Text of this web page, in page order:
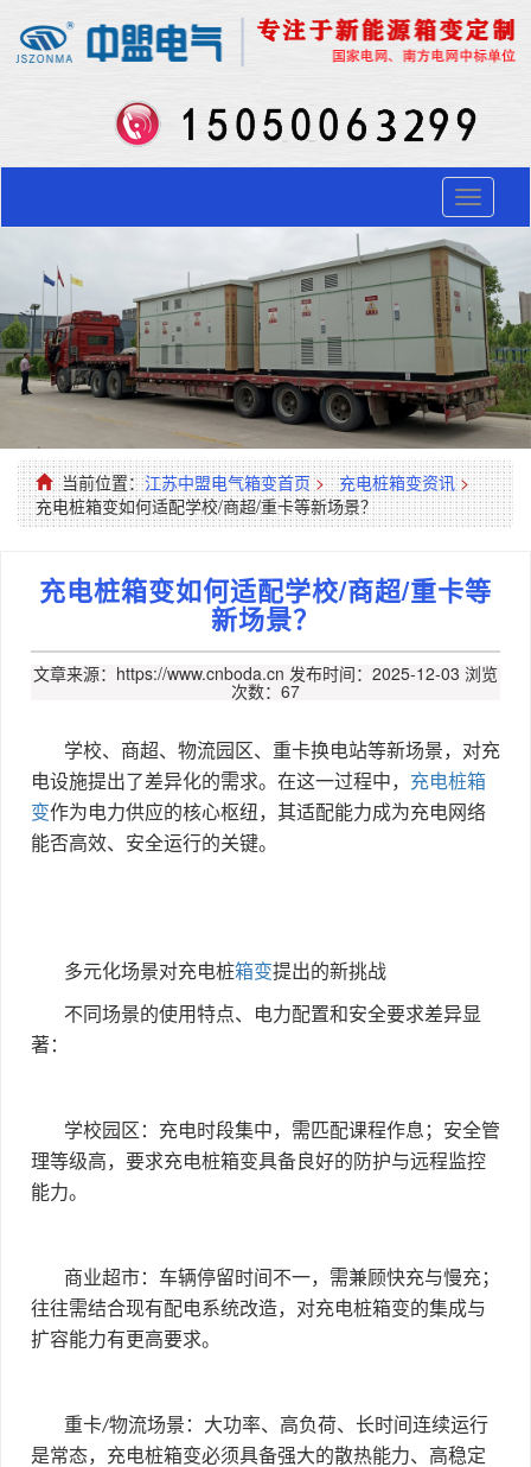
Toggle
当前位置：江苏中盟电气箱变首页 > 充电桩箱变资讯 >
充电桩箱变如何适配学校/商超/重卡等新场景？
充电桩箱变如何适配学校/商超/重卡等
新场景？
文章来源：https://www.cnboda.cn 发布时间：2025-12-03 浏览
次数：67
学校、商超、物流园区、重卡换电站等新场景，对充
电设施提出了差异化的需求。在这一过程中， 充电桩箱
变作为电力供应的核心枢纽，其适配能力成为充电网络
能否高效、安全运行的关键。
多元化场景对充电桩箱变提出的新挑战
不同场景的使用特点、电力配置和安全要求差异显
著：
学校园区：充电时段集中，需匹配课程作息；安全管
理等级高，要求充电桩箱变具备良好的防护与远程监控
能力。
商业超市：车辆停留时间不一，需兼顾快充与慢充；
往往需结合现有配电系统改造，对充电桩箱变的集成与
扩容能力有更高要求。
重卡/物流场景：大功率、高负荷、长时间连续运行
是常态，充电桩箱变必须具备强大的散热能力、高稳定